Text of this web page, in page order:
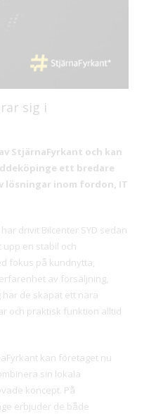
sig i
StjärnaFyrkant och kan
ett bredare
lösningar inom fordon, IT
drivit Bilcenter SYD sedan
upp en stabil och
fokus på kundnytta,
av försäljning,
de skapat ett nära
och praktisk funktion alltid
kan företaget nu
sin lokala
koncept. På
erbjuder de både